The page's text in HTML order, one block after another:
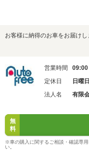
お客様に納得のお車をお届け
営業時間
定休日
日曜
法人名
有限
無
料
※車の購入に関するご相談・確認専
い。